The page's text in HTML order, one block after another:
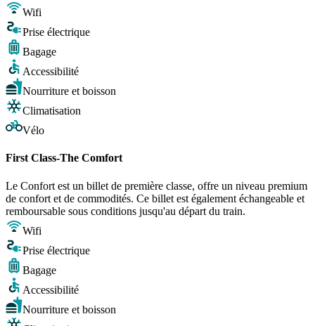
Wifi
Prise électrique
Bagage
Accessibilité
Nourriture et boisson
Climatisation
Vélo
First Class-The Comfort
Le Confort est un billet de première classe, offre un niveau premium
de confort et de commodités. Ce billet est également échangeable et
remboursable sous conditions jusqu'au départ du train.
Wifi
Prise électrique
Bagage
Accessibilité
Nourriture et boisson